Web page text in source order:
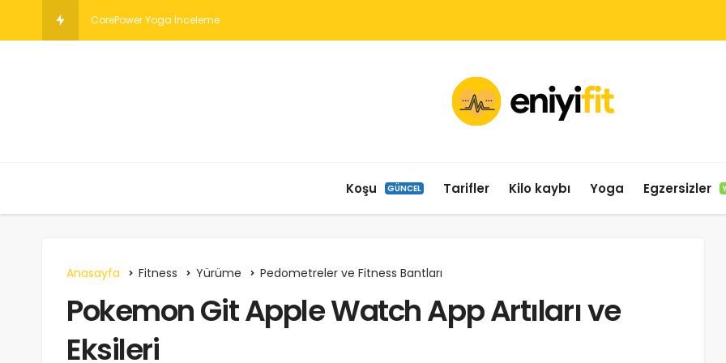
Esnekliğin Tanımı ve Yar
Koşu GÜNCEL Tarifler Kilo kaybı Yoga Egzersizler
Anasayfa Fitness Yürüme Pedometreler ve Fitness Bantları
Pokemon Git Apple Watch App Artıları ve
Eksileri